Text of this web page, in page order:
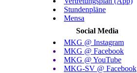
Stundenpläne
Mensa
Social Media
MKG @ Instagram
MKG @ Facebook
MKG @ YouTube
MKG-SV @ Facebook